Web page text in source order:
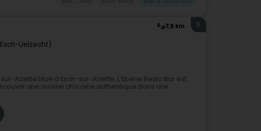
7,6 km
Uelzecht)
6
AlzetteSitué à Esch-sur-Alzette, L’Ébène Resto Bar est
une cuisine africaine authentique dans une